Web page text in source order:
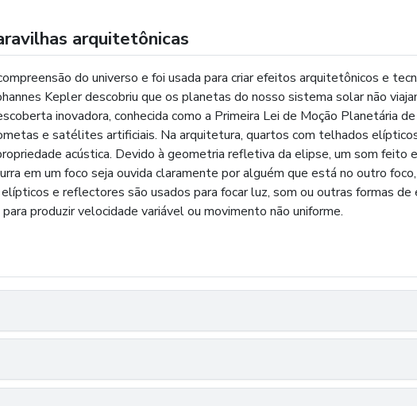
arquitetônicas
do universo e foi usada para criar efeitos arquitetônicos e
Kepler descobriu que os planetas do nosso sistema solar não
inovadora, conhecida como a Primeira Lei de Moção Planetária
e satélites artificiais. Na arquitetura, quartos com telhados
acústica. Devido à geometria refletiva da elipse, um som feito
em um foco seja ouvida claramente por alguém que está no outro
e reflectores são usados para focar luz, som ou outras formas de
produzir velocidade variável ou movimento não uniforme.